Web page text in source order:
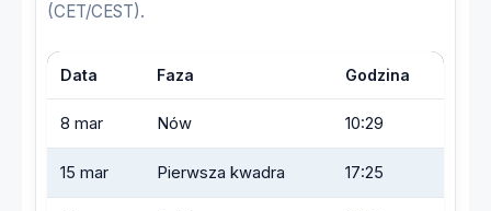
(CET/CEST).
Data Faza Godzina
8 mar Nów 10:29
15 mar Pierwsza kwadra 17:25